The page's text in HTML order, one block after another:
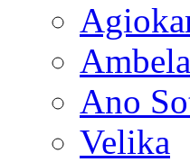
Ano
Velika